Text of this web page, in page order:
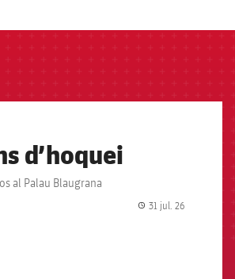
d’hoquei
al Palau Blaugrana
31 jul. 26